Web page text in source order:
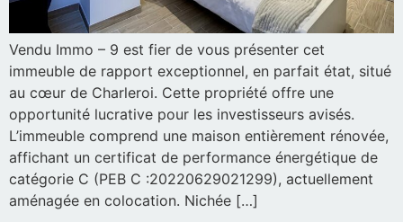
Vendu Immo – 9 est fier de vous présenter cet
immeuble de rapport exceptionnel, en parfait état, situé
au cœur de Charleroi. Cette propriété offre une
opportunité lucrative pour les investisseurs avisés.
L’immeuble comprend une maison entièrement rénovée,
affichant un certificat de performance énergétique de
catégorie C (PEB C :20220629021299), actuellement
aménagée en colocation. Nichée […]